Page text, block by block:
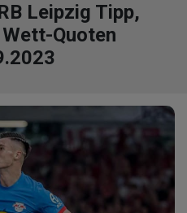
Leipzig Tipp,
Quoten